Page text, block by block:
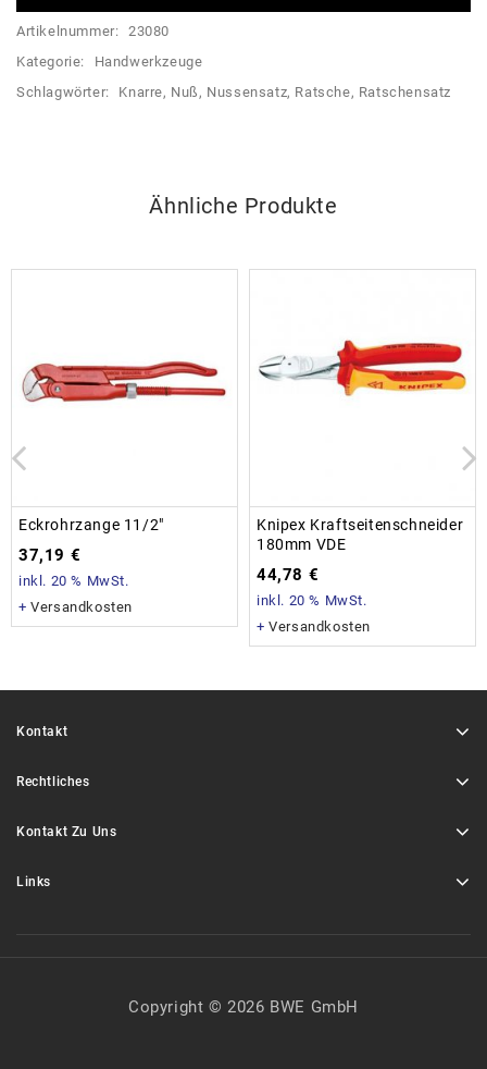
Artikelnummer: 23080
Kategorie:
Handwerkzeuge
Schlagwörter:
Knarre, Nuß, Nussensatz, Ratsche, Ratschensatz
Ähnliche Produkte
Eckrohrzange 11/2″
37,19 €
inkl. 20 % MwSt.
+Versandkosten
Knipex Kraftseitenschneider
180mm VDE
44,78 €
inkl. 20 % MwSt.
+Versandkosten
Kontakt
Rechtliches
Kontakt Zu Uns
Links
Copyright © 2026 BWE GmbH